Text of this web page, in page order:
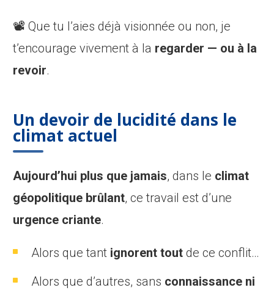
📽️ Que tu l’aies déjà visionnée ou non, je
t’encourage vivement à la regarder — ou à la
revoir.
Un devoir de lucidité dans le
climat actuel
Aujourd’hui plus que jamais, dans le climat
géopolitique brûlant, ce travail est d’une
urgence criante.
Alors que tant ignorent tout de ce conflit…
Alors que d’autres, sans connaissance ni